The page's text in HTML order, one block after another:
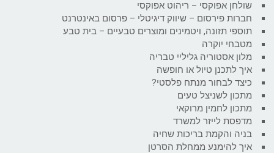
שולחן אפוקסי – ריהוט אפוקסי
חברות פירסום – שיווק דיגיטלי – פרסום באינטרנט
תוספי תזונה, ויטמינים ומוצרים טבעיים – בית טבע
מטבחי יוקרה
מלון אסטוריה גליליי טבריה
איך לתכנן טיול או חופשה
כיצד לבחור מנתח פלסטי?
מתכון לשניצל טעים
מתכון לחמין מרוקאי
מדפסת לייזר למשרד
בניה והקמת בריכות שחיה
איך להימנע ממחלת הסרטן